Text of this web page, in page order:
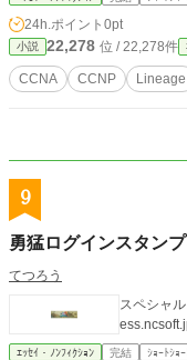
24h.ポイント 0pt
小説 22,278 位 / 22,278件
CCNA CCNP Lineage
9
勇猛ログインスタン
てつろう
スペシャ
ｴｯｾｲ・ﾉﾝﾌｨｸｼｮﾝ 完結 ｼｮｰﾄｼｮ